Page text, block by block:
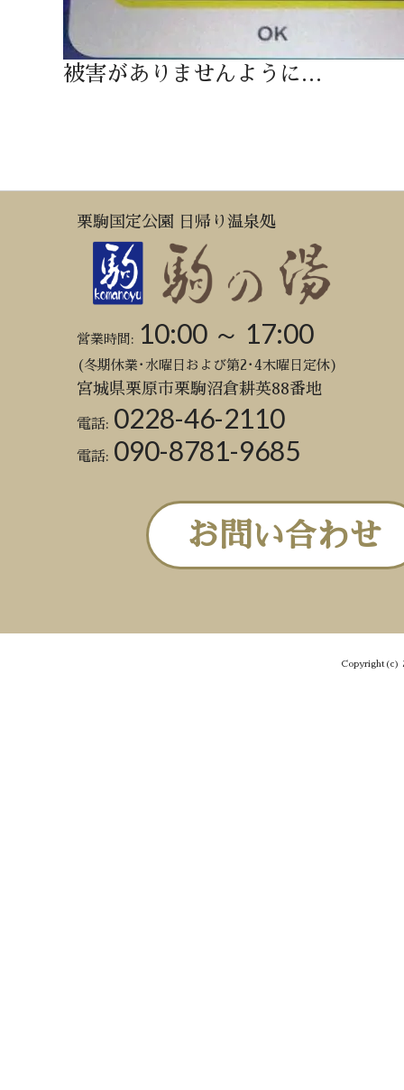
被害がありませんように…
栗駒国定公園 日帰り温泉処
営業時間: 10:00 ～ 17:00
(冬期休業･水曜日および第2･4木曜日定休)
宮城県栗原市栗駒沼倉耕英88番地
電話: 0228-46-2110
電話: 090-8781-9685
お問い合わせ
Copyright(c)